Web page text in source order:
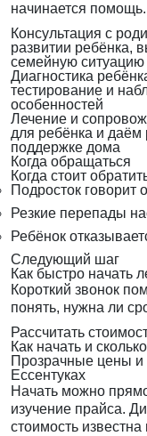
начинается помощь.
Консультация с
развитии ребёнка,
семейную ситуацию
Диагностика
тестирование и
особенностей
Лечение и
для ребёнка и
поддержке дома
Когда обращаться
Когда стоит
Подросток говорит
Резкие перепады
Ребёнок
Следующий шаг
Как быстро начать
Короткий звонок
понять, нужна ли
Рассчитать
Как начать и
Прозрачные цены
Ессентуках
Начать можно
изучение прайса.
стоимость известна